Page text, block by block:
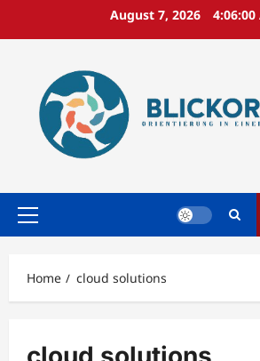
August 7, 2026 4:06:01
Primary
Home cloud solutions